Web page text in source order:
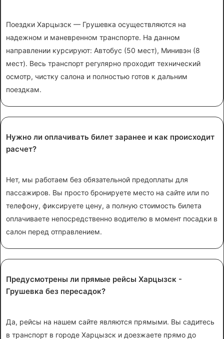
Поездки Харцызск — Грушевка осуществляются на
надежном и маневренном транспорте. На данном
направлении курсируют: Автобус (50 мест), Минивэн (8
мест). Весь транспорт регулярно проходит технический
осмотр, чистку салона и полностью готов к дальним
поездкам.
Нужно ли оплачивать билет заранее и как происходит
расчет?
Нет, мы работаем без обязательной предоплаты для
пассажиров. Вы просто бронируете место на сайте или по
телефону, фиксируете цену, а полную стоимость билета
оплачиваете непосредственно водителю в момент посадки в
салон перед отправлением.
Предусмотрены ли прямые рейсы Харцызск -
Грушевка без пересадок?
Да, рейсы на нашем сайте являются прямыми. Вы садитесь
в транспорт в городе Харцызск и доезжаете прямо до